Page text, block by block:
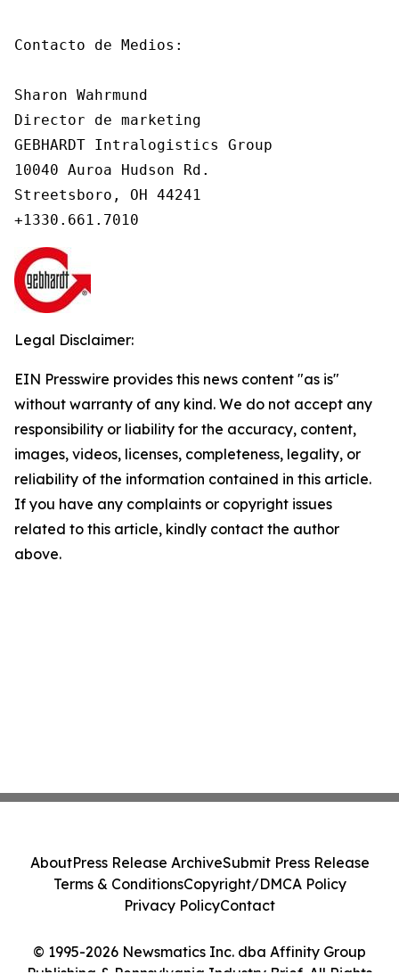
Contacto de Medios:
Sharon Wahrmund
Director de marketing
GEBHARDT Intralogistics Group
10040 Auroa Hudson Rd.
Streetsboro, OH 44241
+1330.661.7010
Legal Disclaimer:
EIN Presswire provides this news content "as is"
without warranty of any kind. We do not accept any
responsibility or liability for the accuracy, content,
images, videos, licenses, completeness, legality, or
reliability of the information contained in this article.
If you have any complaints or copyright issues
related to this article, kindly contact the author
above.
© 1995-2026 Newsmatics Inc. dba Affinity Group
AboutPress Release ArchiveSubmit Press Release
Terms & ConditionsCopyright/DMCA Policy
Privacy PolicyContact